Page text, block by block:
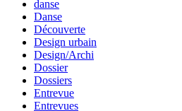
danse
Danse
Découverte
Design urbain
Design/Archi
Dossier
Dossiers
Entrevue
Entrevues